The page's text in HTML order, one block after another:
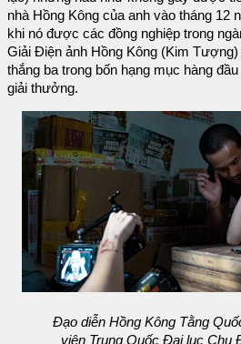
nhà Hồng Kông của anh vào tháng
khi nó được các đồng nghiệp trong
Giải Điện ảnh Hồng Kông (Kim Tượng)
thắng ba trong bốn hạng mục hàng
giải thưởng.
Đạo diễn Hồng Kông Tằng
viên Trung Quốc Đại lục Chu